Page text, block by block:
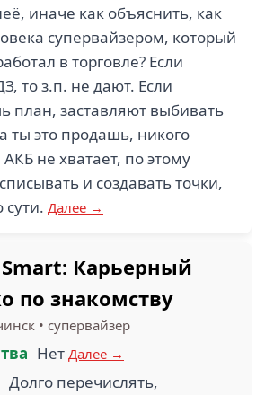
иначе как объяснить, как
супервайзером, который
в торговле? Если
то з.п. не дают. Если
план, заставляют выбивать
ты это продашь, никого
АКБ не хватает, по этому
и создавать точки,
сути. Далее →
Карьерный
по знакомству
• супервайзер
Нет Далее →
Долго перечислять,